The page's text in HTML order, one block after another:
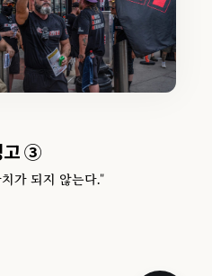
고 ③
가 되지 않는다."